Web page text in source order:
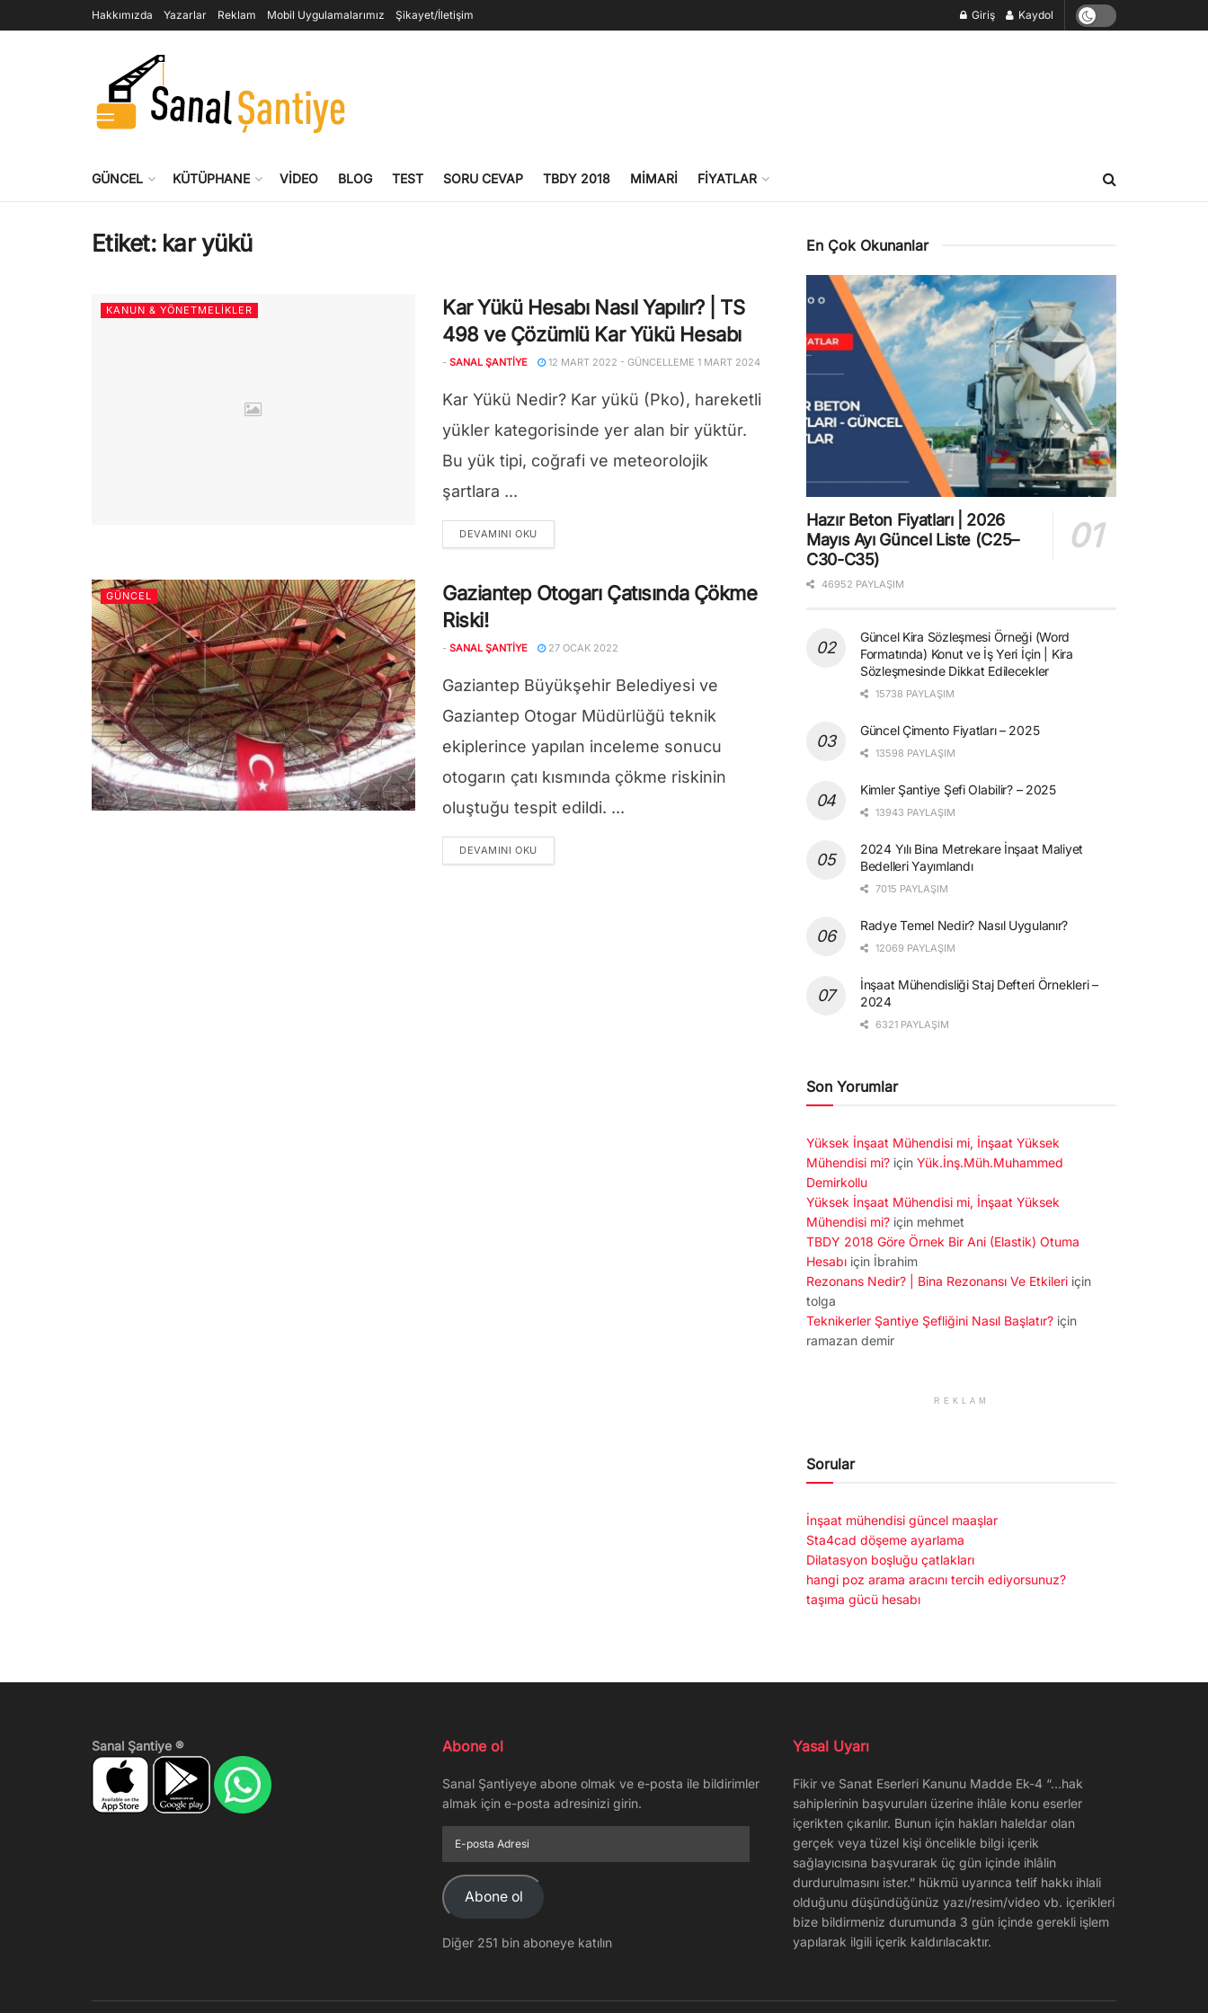
Hakkımızda Yazarlar Reklam Mobil Uygulamalarımız Şikayet/İletişim Giriş Kaydol
GÜNCEL KÜTÜPHANE VIDEO BLOG TEST SORU CEVAP TBDY 2018 MIMARI FIYATLAR
Etiket: kar yükü
KANUN & YÖNETMELIKLER
Kar Yükü Hesabı Nasıl Yapılır? | TS
498 ve Çözümlü Kar Yükü Hesabı
- SANAL ŞANTIYE 12 MART 2022 - GÜNCELLEME 1 MART 2024
Kar Yükü Nedir? Kar yükü (Pko), hareketli
yükler kategorisinde yer alan bir yüktür.
Bu yük tipi, coğrafi ve meteorolojik
şartlara ...
DEVAMINI OKUDETAILS
GÜNCEL
Gaziantep Otogarı Çatısında Çökme
Riski!
- SANAL ŞANTIYE 27 OCAK 2022
Gaziantep Büyükşehir Belediyesi ve
Gaziantep Otogar Müdürlüğü teknik
ekiplerince yapılan inceleme sonucu
otogarın çatı kısmında çökme riskinin
oluştuğu tespit edildi. ...
DEVAMINI OKUDETAILS
En Çok Okunanlar
Hazır Beton Fiyatları | 2026
Mayıs Ayı Güncel Liste (C25–
C30-C35)
46952 PAYLAŞIM
Güncel Kira Sözleşmesi Örneği (Word
Formatında) Konut ve İş Yeri İçin | Kira
Sözleşmesinde Dikkat Edilecekler
15738 PAYLAŞIM
Güncel Çimento Fiyatları – 2025
13598 PAYLAŞIM
Kimler Şantiye Şefi Olabilir? – 2025
13943 PAYLAŞIM
2024 Yılı Bina Metrekare İnşaat Maliyet
Bedelleri Yayımlandı
7015 PAYLAŞIM
Radye Temel Nedir? Nasıl Uygulanır?
12069 PAYLAŞIM
İnşaat Mühendisliği Staj Defteri Örnekleri –
2024
6321 PAYLAŞIM
Son Yorumlar
Yüksek İnşaat Mühendisi mi, İnşaat Yüksek
Mühendisi mi? için Yük.İnş.Müh.Muhammed
Demirkollu
Yüksek İnşaat Mühendisi mi, İnşaat Yüksek
Mühendisi mi? için mehmet
TBDY 2018 Göre Örnek Bir Ani (Elastik) Otuma
Hesabı için İbrahim
Rezonans Nedir? | Bina Rezonansı Ve Etkileri için
tolga
Teknikerler Şantiye Şefliğini Nasıl Başlatır? için
ramazan demir
REKLAM
Sorular
İnşaat mühendisi güncel maaşlar
Sta4cad döşeme ayarlama
Dilatasyon boşluğu çatlakları
hangi poz arama aracını tercih ediyorsunuz?
taşıma gücü hesabı
Sanal Şantiye ® Abone ol
Sanal Şantiyeye abone olmak ve e-posta ile bildirimler
almak için e-posta adresinizi girin.
posta
Adresi
Abone ol
Diğer 251 bin aboneye katılın
Yasal Uyarı
Fikir ve Sanat Eserleri Kanunu Madde Ek-4 “…hak
sahiplerinin başvuruları üzerine ihlâle konu eserler
içerikten çıkarılır. Bunun için hakları haleldar olan
gerçek veya tüzel kişi öncelikle bilgi içerik
sağlayıcısına başvurarak üç gün içinde ihlâlin
durdurulmasını ister.” hükmü uyarınca telif hakkı ihlali
olduğunu düşündüğünüz yazı/resim/video vb. içerikleri
bize bildirmeniz durumunda 3 gün içinde gerekli işlem
yapılarak ilgili içerik kaldırılacaktır.